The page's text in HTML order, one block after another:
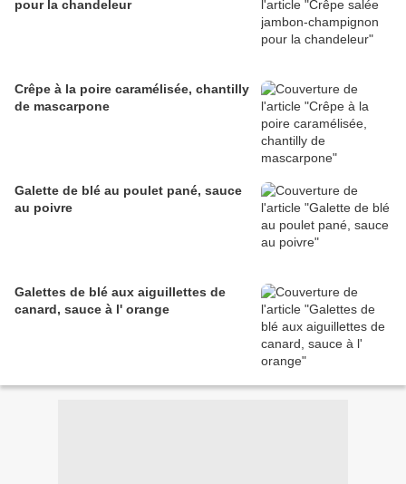
pour la chandeleur
Crêpe à la poire caramélisée, chantilly
de mascarpone
Galette de blé au poulet pané, sauce
au poivre
Galettes de blé aux aiguillettes de
canard, sauce à l' orange